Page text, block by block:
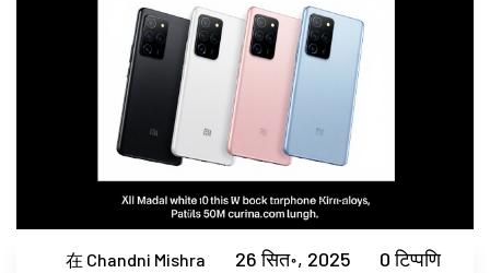
在 Chandni Mishra 26 सित॰, 2025 0 टिप्पणि